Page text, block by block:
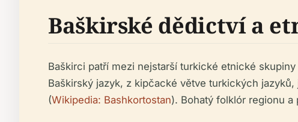
Baškirské dědictví a
Baškirci patří mezi nejstarší turkické etnické
Baškirský jazyk, z kipčacké větve turkických
(Wikipedia: Bashkortostan). Bohatý folklór regionu a